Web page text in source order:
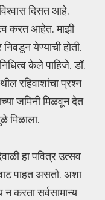
विश्वास दिसत आहे.
करत आहेत. माझी
येण्याची होती.
केले पाहिजे. डॉ.
रहिवाशांचा प्रश्न
जमिनी मिळवून देत
मिळाला.
हा पवित्र उत्सव
पाहत असतो. अशा
करता सर्वसामान्य